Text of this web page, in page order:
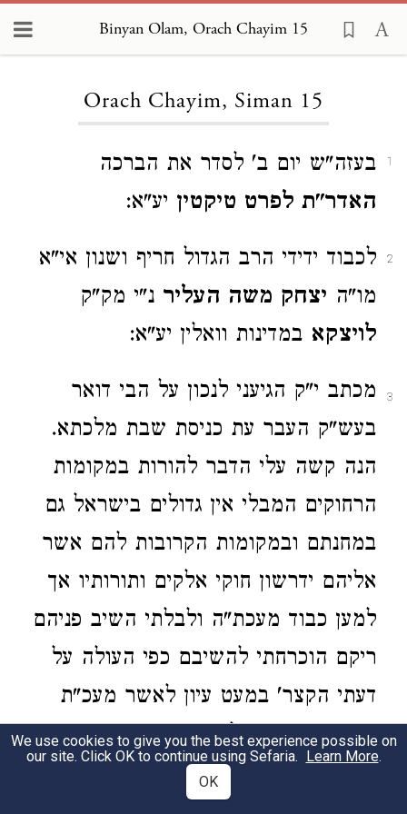
Binyan Olam, Orach Chayim 15
Orach Chayim, Siman 15
1
בעזה"ש יום ב' לסדר את הברכה
האדר"ת לפרט טיקטין יע"א:
2
לכבוד ידידי הרב הגדול חריף ושנון אי"א
מו"ה יצחק משה העליר נ"י מק"ק
לויצקא במדינות וואלין יע"א:
3
מכתב י"ק הגיעני לנכון על הבי דואר
בעש"ק העבר עת כניסת שבת מלכתא.
הנה קשה עלי הדבר להורות במקומות
הרחוקים המבלי אין גדולים בישראל גם
במחנתם ובמקומות הקרובות להם אשר
אליהם ידרשון חוקי אלקים ותורותיו אך
למען כבוד מעכת"ה ולבלתי השיב פניהם
ריקם הוכרחתי להשיבם כפי העולה על
דעתי הקצר' במעט עיון לאשר מעכ"ת
דחק את השעה להשיב במהרה אם יש
למצוא איזה התיר אודות אשר לא השיגו
We use cookies to give you the best experience possible on
our site. Click OK to continue using Sefaria. Learn More.
OK